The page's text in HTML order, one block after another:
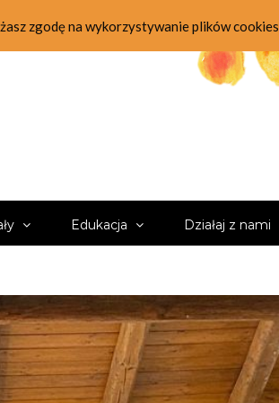
Edukacja Działaj z nami
zgodę na wykorzystywanie plików cookies.